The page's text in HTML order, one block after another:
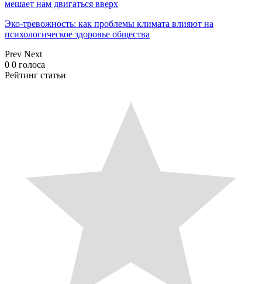
мешает нам двигаться вверх
Эко-тревожность: как проблемы климата влияют на
психологическое здоровье общества
Prev Next
0 0 голоса
Рейтинг статьи